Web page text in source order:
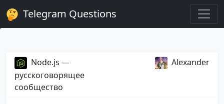
Telegram Questions
Node.js —
русскоговорящее
сообщество
Alexander